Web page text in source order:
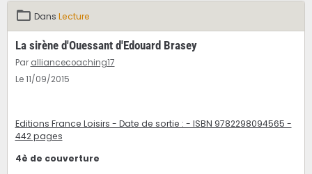
Dans Lecture
La sirène d'Ouessant d'Edouard Brasey
Par alliancecoaching17
Le 11/09/2015
Editions France Loisirs - Date de sortie : - ISBN 9782298094565 -
442 pages
4è de couverture